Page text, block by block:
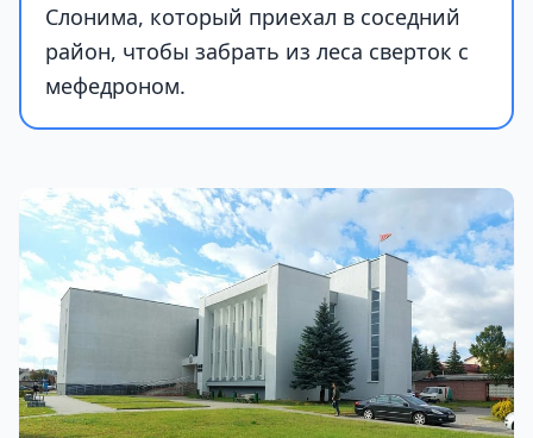
Слонима, который приехал в соседний
район, чтобы забрать из леса сверток с
мефедроном.